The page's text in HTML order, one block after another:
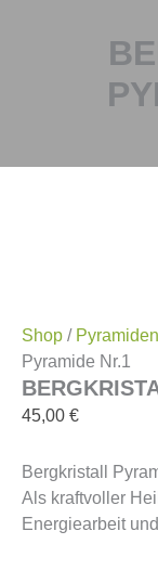
Shop / Pyramiden
Pyramide Nr.1
45,00 €
Bergkristall
Als kraftvoller
Energiearbeit